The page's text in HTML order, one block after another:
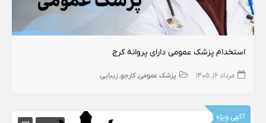
استخدام پزشک عمومی دارای پروانه کرج
مرداد ۱۶, ۱۴۰۵ پزشک عمومی کارجو زیبایی
آگهی ویژه